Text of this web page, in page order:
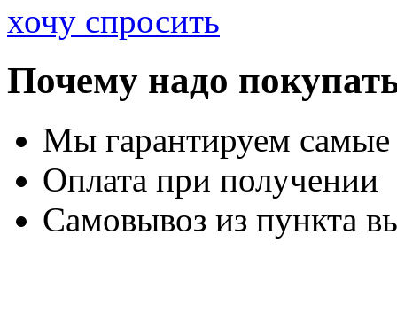
хочу спросить
Почему надо
Мы гарантируем
Оплата при получении
Самовывоз из пункта